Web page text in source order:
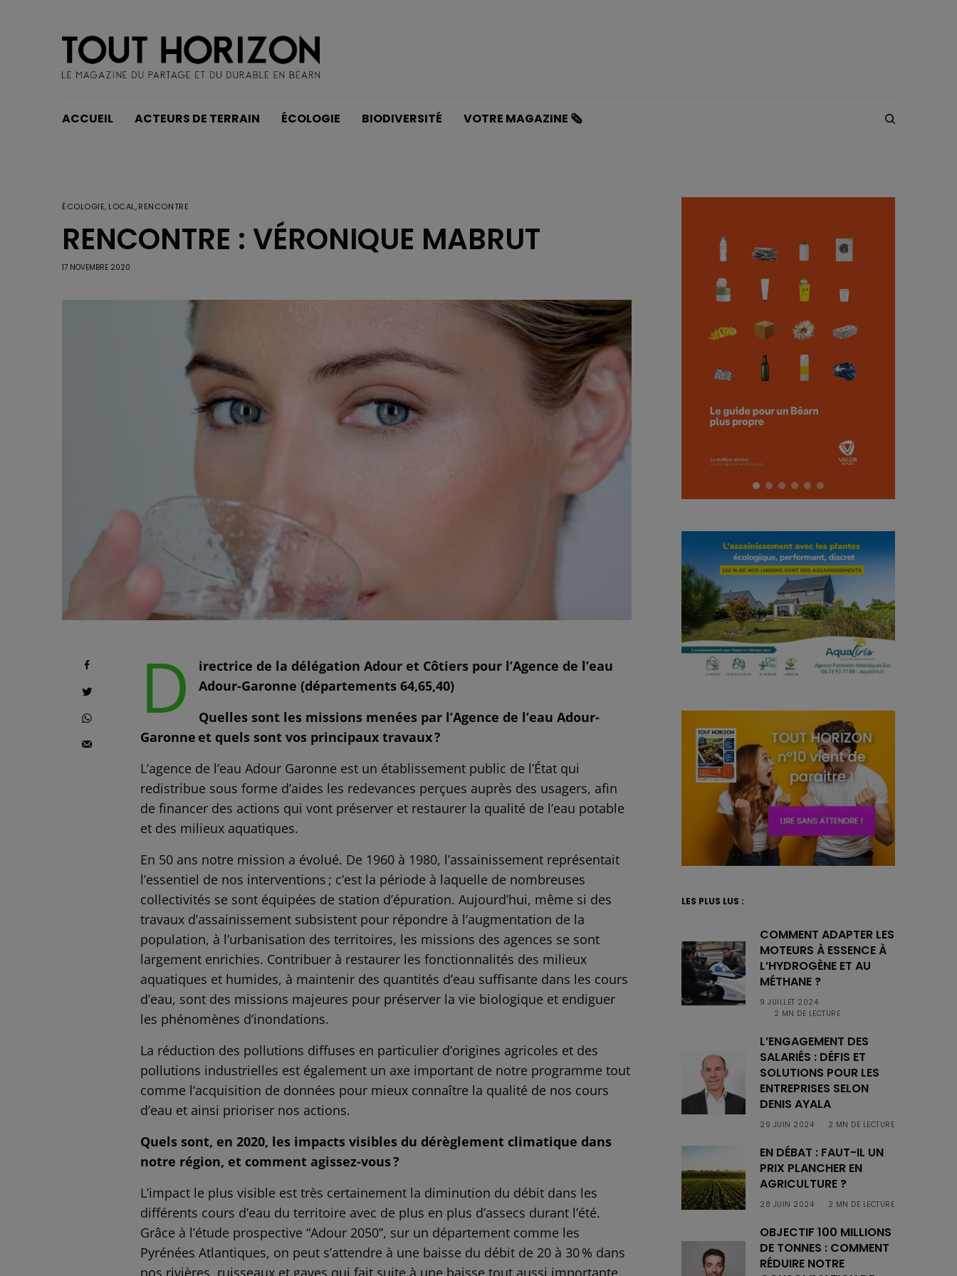
ACCUEIL ACTEURS DE TERRAIN ÉCOLOGIE BIODIVERSITÉ VOTRE MAGAZINE 🗞️
ÉCOLOGIE, LOCAL,RENCONTRE
RENCONTRE : VÉRONIQUE MABRUT
17 NOVEMBRE 2020
D irectrice de la délégation Adour et Côtiers pour l’Agence de l’eau
Adour-Garonne (départements 64,65,40)
Quelles sont les missions menées par l’Agence de l’eau Adour-
Garonne et quels sont vos principaux travaux ?
L’agence de l’eau Adour Garonne est un établissement public de l’État qui
redistribue sous forme d’aides les redevances perçues auprès des usagers, afin
de financer des actions qui vont préserver et restaurer la qualité de l’eau potable
et des milieux aquatiques.
En 50 ans notre mission a évolué. De 1960 à 1980, l’assainissement représentait
l’essentiel de nos interventions ; c’est la période à laquelle de nombreuses
collectivités se sont équipées de station d’épuration. Aujourd’hui, même si des
travaux d’assainissement subsistent pour répondre à l’augmentation de la
population, à l’urbanisation des territoires, les missions des agences se sont
largement enrichies. Contribuer à restaurer les fonctionnalités des milieux
aquatiques et humides, à maintenir des quantités d’eau suffisante dans les cours
d’eau, sont des missions majeures pour préserver la vie biologique et endiguer
les phénomènes d’inondations.
La réduction des pollutions diffuses en particulier d’origines agricoles et des
pollutions industrielles est également un axe important de notre programme tout
comme l’acquisition de données pour mieux connaître la qualité de nos cours
d’eau et ainsi prioriser nos actions.
Quels sont, en 2020, les impacts visibles du dérèglement climatique dans
notre région, et comment agissez-vous ?
L’impact le plus visible est très certainement la diminution du débit dans les
différents cours d’eau du territoire avec de plus en plus d’assecs durant l’été.
Grâce à l’étude prospective “Adour 2050”, sur un département comme les
Pyrénées Atlantiques, on peut s’attendre à une baisse du débit de 20 à 30 % dans
nos rivières, ruisseaux et gaves qui fait suite à une baisse tout aussi importante
LES PLUS LUS :
COMMENT ADAPTER LES
MOTEURS À ESSENCE À
L’HYDROGÈNE ET AU
MÉTHANE ?
9 JUILLET 2024
2 MN DE LECTURE
L’ENGAGEMENT DES
SALARIÉS : DÉFIS ET
SOLUTIONS POUR LES
ENTREPRISES SELON
DENIS AYALA
29 JUIN 2024 2 MN DE LECTURE
EN DÉBAT : FAUT-IL UN
PRIX PLANCHER EN
AGRICULTURE ?
28 JUIN 2024 2 MN DE LECTURE
OBJECTIF 100 MILLIONS
DE TONNES : COMMENT
RÉDUIRE NOTRE